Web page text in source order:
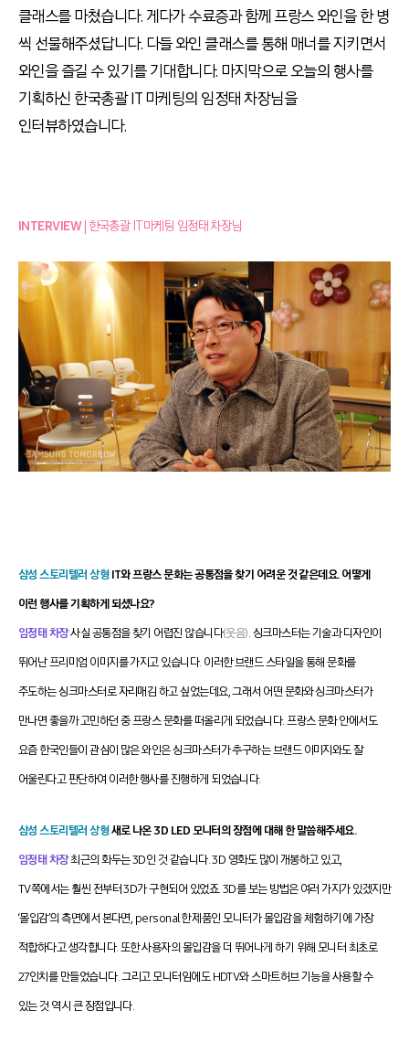
클래스를 마쳤습니다. 게다가 수료증과 함께 프랑스 와인을 한 병
씩 선물해주셨답니다. 다들 와인 클래스를 통해 매너를 지키면서
와인을 즐길 수 있기를 기대합니다. 마지막으로 오늘의 행사를
기획하신 한국총괄 IT 마케팅의 임정태 차장님을
인터뷰하였습니다.
INTERVIEW| 한국총괄 IT마케팅 임정태 차장님
삼성 스토리텔러 상형 IT와 프랑스 문화는 공통점을 찾기 어려운 것 같은데요. 어떻게
이런 행사를 기획하게 되셨나요?
임정태 차장사실 공통점을 찾기 어렵진 않습니다(웃음). 싱크마스터는 기술과 디자인이
뛰어난 프리미엄 이미지를 가지고 있습니다. 이러한 브랜드 스타일을 통해 문화를
주도하는 싱크마스터로 자리매김 하고 싶었는데요, 그래서 어떤 문화와 싱크마스터가
만나면 좋을까 고민하던 중 프랑스 문화를 떠올리게 되었습니다. 프랑스 문화 안에서도
요즘 한국인들이 관심이 많은 와인은 싱크마스터가 추구하는 브랜드 이미지와도 잘
어울린다고 판단하여 이러한 행사를 진행하게 되었습니다.
삼성 스토리텔러 상형새로 나온 3D LED 모니터의 장점에 대해 한 말씀해주세요.
임정태 차장최근의 화두는 3D인 것 같습니다. 3D 영화도 많이 개봉하고 있고,
TV쪽에서는 훨씬 전부터 3D가 구현되어 있었죠. 3D를 보는 방법은 여러 가지가 있겠지만
‘몰입감’의 측면에서 본다면, personal한 제품인 모니터가 몰입감을 체험하기에 가장
적합하다고 생각합니다. 또한 사용자의 몰입감을 더 뛰어나게 하기 위해 모니터 최초로
27인치를 만들었습니다. 그리고 모니터임에도 HDTV와 스마트허브 기능을 사용할 수
있는 것 역시 큰 장점입니다.